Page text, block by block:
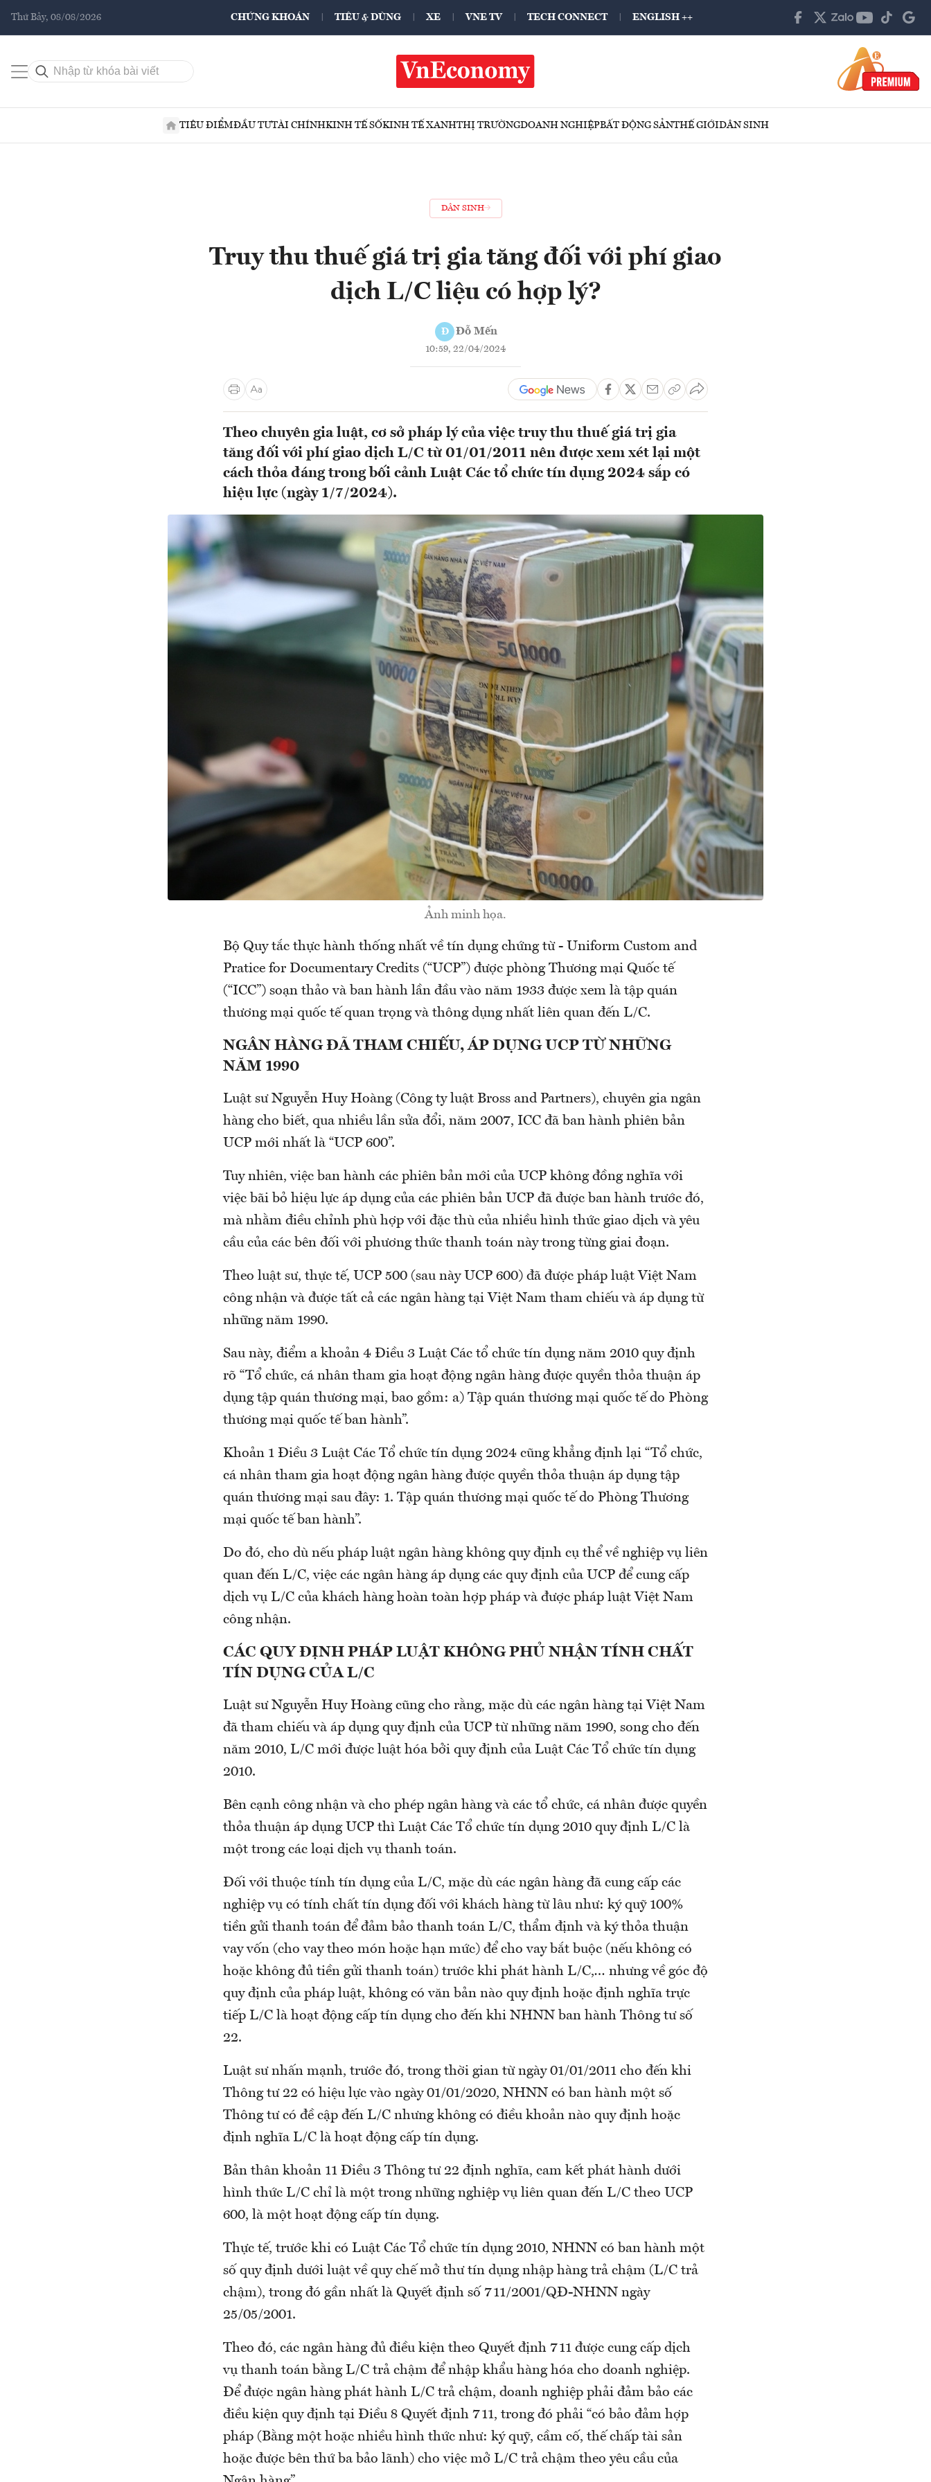
Thứ Bảy, 08/08/2026 CHỨNG KHOÁN TIÊU & DÙNG XE VNE TV TECH CONNECT ENGLISH ++
TIÊU ĐIỂMĐẦU TƯTÀI CHÍNHKINH TẾ SỐKINH TẾ XANHTHỊ TRƯỜNGDOANH NGHIỆPBẤT ĐỘNG SẢNTHẾ GIỚIDÂN SINH
DÂN SINH
Truy thu thuế giá trị gia tăng đối với phí giao
dịch L/C liệu có hợp lý?
Đ Đỗ Mến
10:59, 22/04/2024
Theo chuyên gia luật, cơ sở pháp lý của việc truy thu thuế giá trị gia
tăng đối với phí giao dịch L/C từ 01/01/2011 nên được xem xét lại một
cách thỏa đáng trong bối cảnh Luật Các tổ chức tín dụng 2024 sắp có
hiệu lực (ngày 1/7/2024).
Ảnh minh họa.
Bộ Quy tắc thực hành thống nhất về tín dụng chứng từ - Uniform Custom and
Pratice for Documentary Credits (“UCP”) được phòng Thương mại Quốc tế
(“ICC”) soạn thảo và ban hành lần đầu vào năm 1933 được xem là tập quán
thương mại quốc tế quan trọng và thông dụng nhất liên quan đến L/C.
NGÂN HÀNG ĐÃ THAM CHIẾU, ÁP DỤNG UCP TỪ NHỮNG
NĂM 1990
Luật sư Nguyễn Huy Hoàng (Công ty luật Bross and Partners), chuyên gia ngân
hàng cho biết, qua nhiều lần sửa đổi, năm 2007, ICC đã ban hành phiên bản
UCP mới nhất là “UCP 600”.
Tuy nhiên, việc ban hành các phiên bản mới của UCP không đồng nghĩa với
việc bãi bỏ hiệu lực áp dụng của các phiên bản UCP đã được ban hành trước đó,
mà nhằm điều chỉnh phù hợp với đặc thù của nhiều hình thức giao dịch và yêu
cầu của các bên đối với phương thức thanh toán này trong từng giai đoạn.
Theo luật sư, thực tế, UCP 500 (sau này UCP 600) đã được pháp luật Việt Nam
công nhận và được tất cả các ngân hàng tại Việt Nam tham chiếu và áp dụng từ
những năm 1990.
Sau này, điểm a khoản 4 Điều 3 Luật Các tổ chức tín dụng năm 2010 quy định
rõ “Tổ chức, cá nhân tham gia hoạt động ngân hàng được quyền thỏa thuận áp
dụng tập quán thương mại, bao gồm: a) Tập quán thương mại quốc tế do Phòng
thương mại quốc tế ban hành”.
Khoản 1 Điều 3 Luật Các Tổ chức tín dụng 2024 cũng khẳng định lại “Tổ chức,
cá nhân tham gia hoạt động ngân hàng được quyền thỏa thuận áp dụng tập
quán thương mại sau đây: 1. Tập quán thương mại quốc tế do Phòng Thương
mại quốc tế ban hành”.
Do đó, cho dù nếu pháp luật ngân hàng không quy định cụ thể về nghiệp vụ liên
quan đến L/C, việc các ngân hàng áp dụng các quy định của UCP để cung cấp
dịch vụ L/C của khách hàng hoàn toàn hợp pháp và được pháp luật Việt Nam
công nhận.
CÁC QUY ĐỊNH PHÁP LUẬT KHÔNG PHỦ NHẬN TÍNH CHẤT
TÍN DỤNG CỦA L/C
Luật sư Nguyễn Huy Hoàng cũng cho rằng, mặc dù các ngân hàng tại Việt Nam
đã tham chiếu và áp dụng quy định của UCP từ những năm 1990, song cho đến
năm 2010, L/C mới được luật hóa bởi quy định của Luật Các Tổ chức tín dụng
2010.
Bên cạnh công nhận và cho phép ngân hàng và các tổ chức, cá nhân được quyền
thỏa thuận áp dụng UCP thì Luật Các Tổ chức tín dụng 2010 quy định L/C là
một trong các loại dịch vụ thanh toán.
Đối với thuộc tính tín dụng của L/C, mặc dù các ngân hàng đã cung cấp các
nghiệp vụ có tính chất tín dụng đối với khách hàng từ lâu như: ký quỹ 100%
tiền gửi thanh toán để đảm bảo thanh toán L/C, thẩm định và ký thỏa thuận
vay vốn (cho vay theo món hoặc hạn mức) để cho vay bắt buộc (nếu không có
hoặc không đủ tiền gửi thanh toán) trước khi phát hành L/C,… nhưng về góc độ
quy định của pháp luật, không có văn bản nào quy định hoặc định nghĩa trực
tiếp L/C là hoạt động cấp tín dụng cho đến khi NHNN ban hành Thông tư số
22.
Luật sư nhấn mạnh, trước đó, trong thời gian từ ngày 01/01/2011 cho đến khi
Thông tư 22 có hiệu lực vào ngày 01/01/2020, NHNN có ban hành một số
Thông tư có đề cập đến L/C nhưng không có điều khoản nào quy định hoặc
định nghĩa L/C là hoạt động cấp tín dụng.
Bản thân khoản 11 Điều 3 Thông tư 22 định nghĩa, cam kết phát hành dưới
hình thức L/C chỉ là một trong những nghiệp vụ liên quan đến L/C theo UCP
600, là một hoạt động cấp tín dụng.
Thực tế, trước khi có Luật Các Tổ chức tín dụng 2010, NHNN có ban hành một
số quy định dưới luật về quy chế mở thư tín dụng nhập hàng trả chậm (L/C trả
chậm), trong đó gần nhất là Quyết định số 711/2001/QĐ-NHNN ngày
25/05/2001.
Theo đó, các ngân hàng đủ điều kiện theo Quyết định 711 được cung cấp dịch
vụ thanh toán bằng L/C trả chậm để nhập khẩu hàng hóa cho doanh nghiệp.
Để được ngân hàng phát hành L/C trả chậm, doanh nghiệp phải đảm bảo các
điều kiện quy định tại Điều 8 Quyết định 711, trong đó phải “có bảo đảm hợp
pháp (Bằng một hoặc nhiều hình thức như: ký quỹ, cầm cố, thế chấp tài sản
hoặc được bên thứ ba bảo lãnh) cho việc mở L/C trả chậm theo yêu cầu của